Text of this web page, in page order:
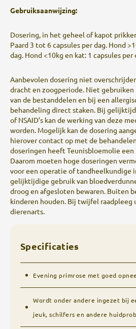
Gebruiksaanwijzing:
Dosering, in het geheel of kapot
Paard 3 tot 6 capsules per dag. Hond
dag. Hond <10kg en kat: 1 capsules per
Aanbevolen dosering niet
dracht en zoogperiode. Niet
van de bestanddelen en bij een
behandeling direct staken. Bij
of NSAID’s kan de werking van deze
worden. Mogelijk kan de dosering
hierover contact op met de
doseringen heeft Teunisbloemolie
Daarom moeten hoge doseringen
voor een operatie of tandheelkundige
gelijktijdige gebruik van
droog en afgesloten bewaren. Buiten
kinderen houden. Bij twijfel raadpleeg
dierenarts.
Specificaties
Evening primrose met goed
Wordt onder andere ingezet bij
jeuk, schilfers en andere